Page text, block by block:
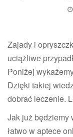
Zajady i
uciążliwe
Poniżej
Dzięki takiej
dobrać leczenie.
Jak już będziemy
łatwo w aptece